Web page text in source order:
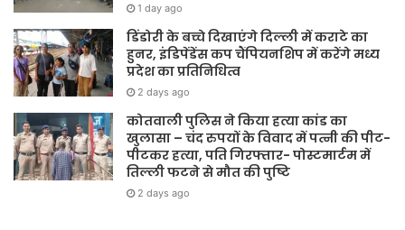
1 day ago
डिंडोरी के बच्चे दिखाएंगे दिल्ली में कराटे का
हुनर, इंडिपेंडेंस कप चैंपियनशिप में करेंगे मध्य
प्रदेश का प्रतिनिधित्व
2 days ago
कोतवाली पुलिस ने किया हत्या कांड का
खुलासा – चंद रुपयों के विवाद में पत्नी की पीट-
पीटकर हत्या, पति गिरफ्तार- पोस्टमार्टम में
तिल्ली फटने से मौत की पुष्टि
2 days ago